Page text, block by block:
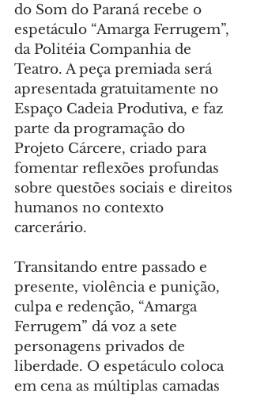
do Som do Paraná recebe o
espetáculo “Amarga Ferrugem”,
da Politéia Companhia de
Teatro. A peça premiada será
apresentada gratuitamente no
Espaço Cadeia Produtiva, e faz
parte da programação do
Projeto Cárcere, criado para
fomentar reflexões profundas
sobre questões sociais e direitos
humanos no contexto
carcerário.
Transitando entre passado e
presente, violência e punição,
culpa e redenção, “Amarga
Ferrugem” dá voz a sete
personagens privados de
liberdade. O espetáculo coloca
em cena as múltiplas camadas